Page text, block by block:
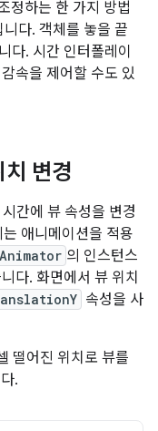
정하는 한 가지 방법
다. 객체를 놓을 끝
다. 시간 인터폴레이
속을 제어할 수도 있
변경
간에 뷰 속성을 변경
애니메이션을 적용
의 인스턴스
다. 화면에서 뷰 위치
속성을 사
떨어진 위치로 뷰를
.